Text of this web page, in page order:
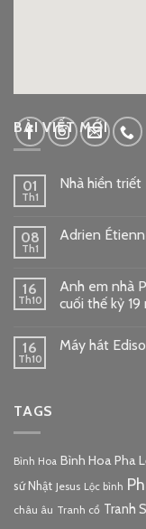
BÀI VIẾT MỚI
01
Th1
Nhà hiền triết
08
Th1
Adrien
16
Th10
Anh em nhà
cuối thế kỷ 19
16
Th10
Máy hát
TAGS
Bình Hoa Bình Hoa Pha
sứ Nhật Jesus Lộc bình
châu âu Tranh cổ Tranh